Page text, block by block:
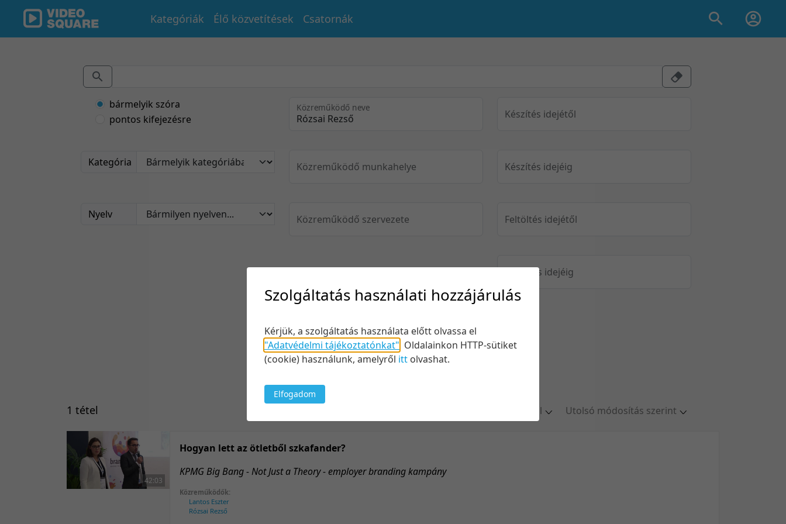
Kategóriák Élő közvetítések Csatornák
bármelyik szóra
pontos kifejezésre
Kategória
Nyelv
Közreműködő neve
Közreműködő munkahelye
Közreműködő szervezete
Készítés idejétől
Készítés idejéig
Feltöltés idejétől
Feltöltés idejéig
Keresés
Utolsó módosítás szerint
1 tétel
50 tétel/oldal
42:03
Hogyan lett az ötletből szkafander?
KPMG Big Bang - Not Just a Theory - employer branding kampány
Közreműködők:
Lantos Eszter
Rózsai Rezső
Szolgáltatás használati hozzájárulás
Kérjük, a szolgáltatás használata előtt olvassa el
"Adatvédelmi tájékoztatónkat" Oldalainkon HTTP-sütiket
(cookie) használunk, amelyről itt olvashat.
Elfogadom